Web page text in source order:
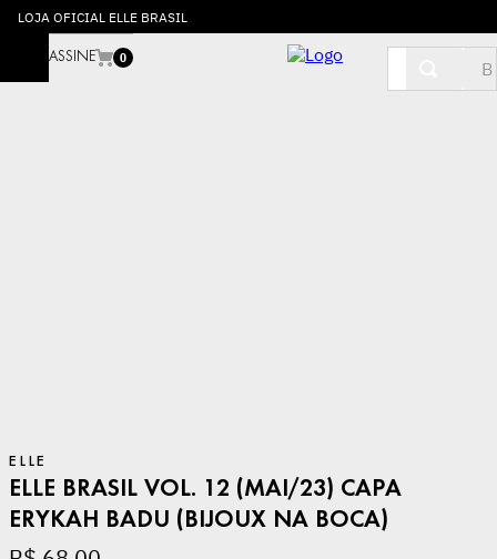
LOJA OFICIAL ELLE BRASIL
ASSINE 0
ELLE
ELLE BRASIL VOL. 12 (MAI/23) CAPA
ERYKAH BADU (BIJOUX NA BOCA)